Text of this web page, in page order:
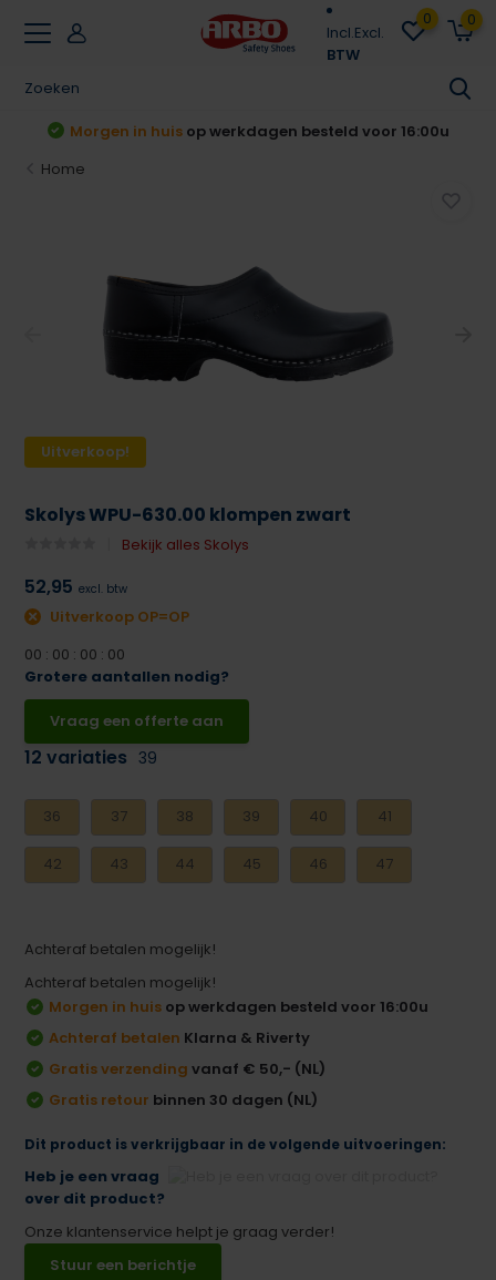
Incl.Excl.
BTW
0 0
Morgen in huis op werkdagen besteld voor 16:00u
Home
Uitverkoop!
Skolys WPU-630.00 klompen zwart
Bekijk alles Skolys
52,95 excl. btw
Uitverkoop OP=OP
00 : 00 : 00 : 00
Grotere aantallen nodig?
Vraag een offerte aan
12 variaties 39
36 37 38 39 40 41
42 43 44 45 46 47
Achteraf betalen mogelijk!
Achteraf betalen mogelijk!
Morgen in huis op werkdagen besteld voor 16:00u
Achteraf betalen Klarna & Riverty
Gratis verzending vanaf € 50,- (NL)
Gratis retour binnen 30 dagen (NL)
Dit product is verkrijgbaar in de volgende uitvoeringen:
Heb je een vraag
over dit product?
Onze klantenservice helpt je graag verder!
Stuur een berichtje